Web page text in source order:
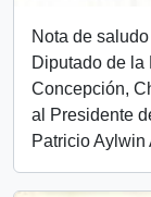
Nota de
Diputado de la
Concepción,
al Presidente
Patricio Aylwin